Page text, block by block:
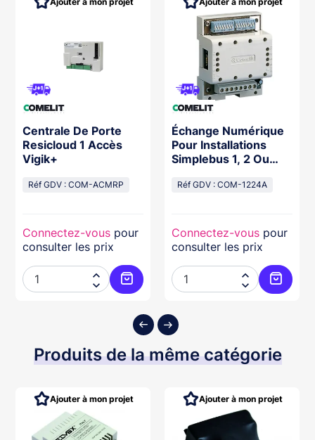
au panier
Centrale De Porte
Resicloud 1 Accès
Vigik+
Réf GDV : COM-ACMRP
Connectez-vous pour
consulter les prix


Ajouter au panier
Échange Numérique
Pour Installations
Simplebus 1, 2 Ou
Réf GDV : COM-1224A
Connectez-vous pour
consulter les prix


Produits de la même catégorie
Ajouter à mon projet Ajouter à mon projet